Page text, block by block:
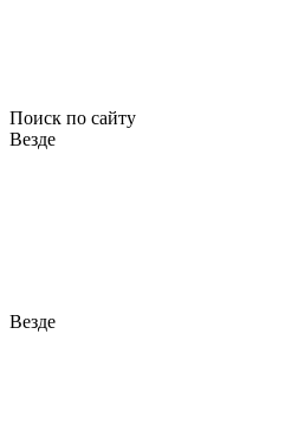
Поиск по сайту
Везде
Везде